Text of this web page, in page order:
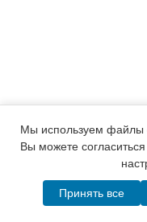
Написать в MAX
Мы используем файлы
Вы можете
Принять все